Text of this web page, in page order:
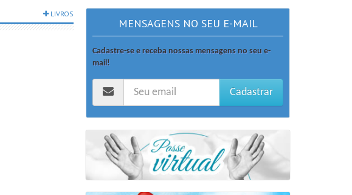
LIVROS
MENSAGENS NO SEU E-MAIL
Cadastre-se e receba nossas mensagens no seu e-
mail!
Cadastrar